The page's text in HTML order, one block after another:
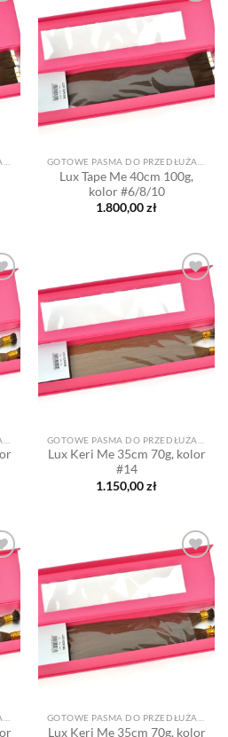
Dodaj
do listy
życzeń
Lux Tape Me 40cm 100g,
kolor #6/8/10
1.800,00zł
Dodaj
do listy
życzeń
Lux Keri Me 35cm 70g, kolor
#14
1.150,00zł
Dodaj
do listy
życzeń
Lux Keri Me 35cm 70g, kolor